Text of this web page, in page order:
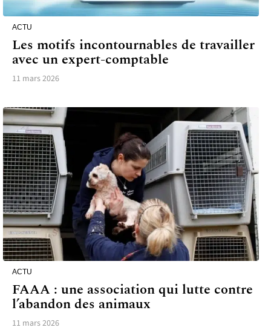
ACTU
Les motifs incontournables de travailler
avec un expert-comptable
11 mars 2026
ACTU
FAAA : une association qui lutte contre
l’abandon des animaux
11 mars 2026